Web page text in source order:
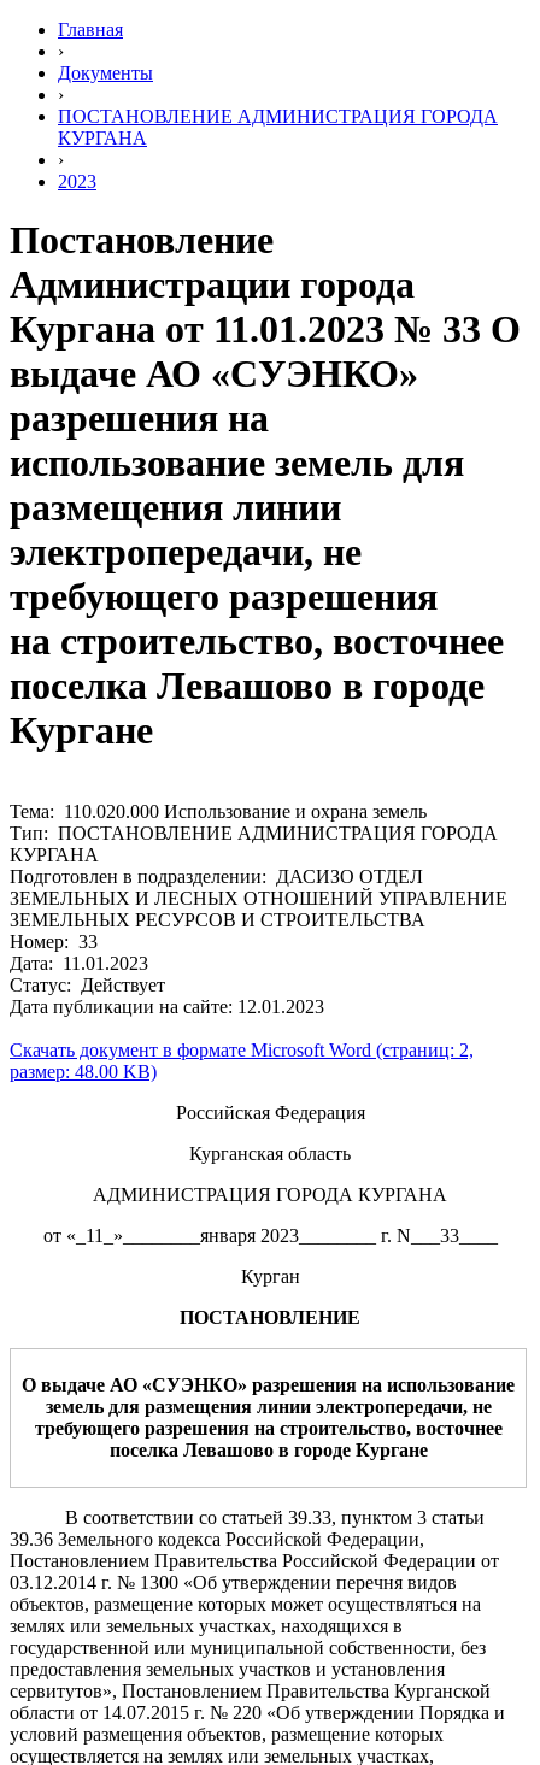
Главная
›
Документы
›
ПОСТАНОВЛЕНИЕ АДМИНИСТРАЦИЯ ГОРОДА
КУРГАНА
›
2023
Постановление
Администрации города
Кургана от 11.01.2023 № 33 О
выдаче АО «СУЭНКО»
разрешения на
использование земель для
размещения линии
электропередачи, не
требующего разрешения
на строительство, восточнее
поселка Левашово в городе
Кургане
Тема: 110.020.000 Использование и охрана земель
Тип: ПОСТАНОВЛЕНИЕ АДМИНИСТРАЦИЯ ГОРОДА
КУРГАНА
Подготовлен в подразделении: ДАСИЗО ОТДЕЛ
ЗЕМЕЛЬНЫХ И ЛЕСНЫХ ОТНОШЕНИЙ УПРАВЛЕНИЕ
ЗЕМЕЛЬНЫХ РЕСУРСОВ И СТРОИТЕЛЬСТВА
Номер: 33
Дата: 11.01.2023
Статус: Действует
Дата публикации на сайте: 12.01.2023
Скачать документ в формате Microsoft Word (страниц: 2,
размер: 48.00 KB)
Российская Федерация
Курганская область
АДМИНИСТРАЦИЯ ГОРОДА КУРГАНА
от «_11_»________января 2023________ г. N___33____
Курган
ПОСТАНОВЛЕНИЕ
О выдаче АО «СУЭНКО» разрешения на использование
земель для размещения линииэлектропередачи, не
требующего разрешения на строительство, восточнее
поселка Левашовов городе Кургане
В соответствии со статьей 39.33, пунктом 3 статьи
39.36 Земельного кодекса Российской Федерации,
Постановлением Правительства Российской Федерации от
03.12.2014 г. № 1300 «Об утверждении перечня видов
объектов, размещение которых может осуществляться на
землях или земельных участках, находящихся в
государственной или муниципальной собственности, без
предоставления земельных участков и установления
сервитутов», Постановлением Правительства Курганской
области от 14.07.2015 г. № 220 «Об утверждении Порядка и
условий размещения объектов, размещение которых
осуществляется на землях или земельных участках,